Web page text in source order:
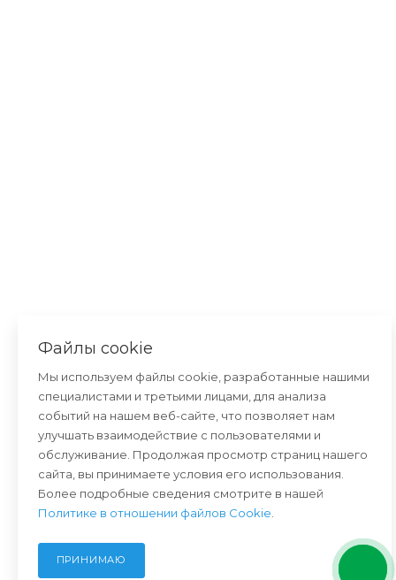
Файлы cookie
Мы используем файлы cookie, разработанные нашими
специалистами и третьими лицами, для анализа
событий на нашем веб-сайте, что позволяет нам
улучшать взаимодействие с пользователями и
обслуживание. Продолжая просмотр страниц нашего
сайта, вы принимаете условия его использования.
Более подробные сведения смотрите в нашей
Политике в отношении файлов Cookie
ПРИНИМАЮ